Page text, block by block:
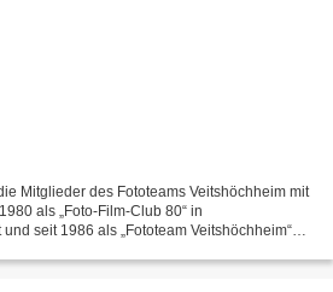
Mitglieder des Fototeams Veitshöchheim mit
als „Foto-Film-Club 80“ in
seit 1986 als „Fototeam Veitshöchheim“